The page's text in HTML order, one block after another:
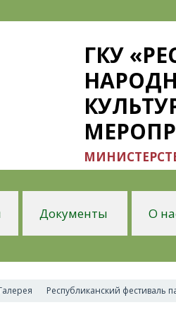
ГКУ
Документы О
Республиканский фестиваль